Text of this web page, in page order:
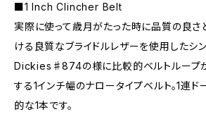
■1 Inch Clincher Belt
実際に使って歳月がたった時に品質の良さ
ける良質なブライドルレザーを使用したシ
Dickies♯874の様に比較的ベルトループ
する1インチ幅のナロータイプベルト。1連
的な1本です。